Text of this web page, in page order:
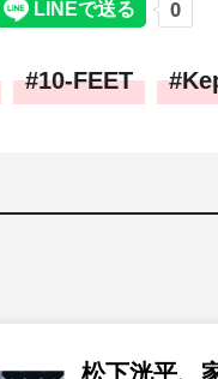
10-FEET
松下洸平、